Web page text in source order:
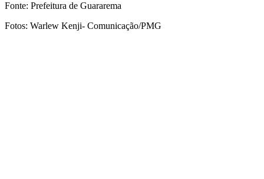
Fonte: Prefeitura de Guararema
Fotos: Warlew Kenji- Comunicação/PMG